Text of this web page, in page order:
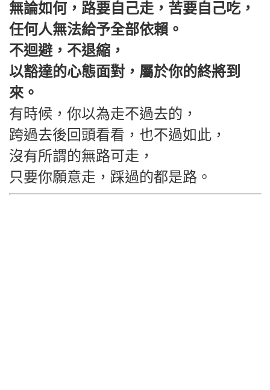
無論如何，路要自己走，苦要自己吃，
任何人無法給予全部依賴。
不迴避，不退縮，
以豁達的心態面對，屬於你的終將到
來。
有時候，你以為走不過去的，
跨過去後回頭看看，也不過如此，
沒有所謂的無路可走，
只要你願意走，踩過的都是路。